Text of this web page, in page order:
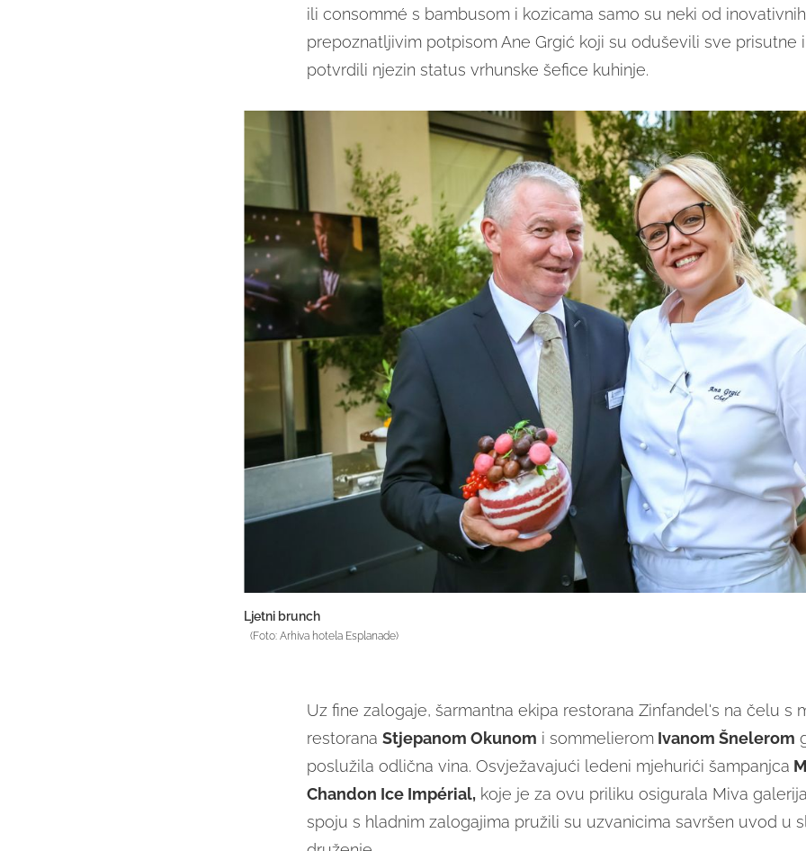
ili consommé s bambusom i kozicama samo su neki od
prepoznatljivim potpisom Ane Grgić koji su oduševili sve prisutne
potvrdili njezin status vrhunske šefice kuhinje.
Ljetni brunch
(Foto: Arhiva hotela Esplanade)
Uz fine zalogaje, šarmantna ekipa restorana Zinfandel's na čelu s
restorana Stjepanom Okunom i sommelieromIvanom Šnelerom
poslužila odlična vina. Osvježavajući ledeni mjehurići šampanjca
Chandon Ice Impérial,koje je za ovu priliku osigurala Miva
spoju s hladnim zalogajima pružili su uzvanicima savršen uvod u